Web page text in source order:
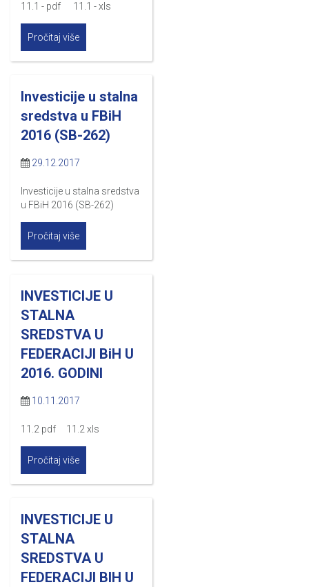
11.1 - pdf 11.1 - xls
Pročitaj više
Investicije u stalna
sredstva u FBiH
2016 (SB-262)
29.12.2017
Investicije u stalna sredstva
u FBiH 2016 (SB-262)
Pročitaj više
INVESTICIJE U
STALNA
SREDSTVA U
FEDERACIJI BiH U
2016. GODINI
10.11.2017
11.2 pdf 11.2 xls
Pročitaj više
INVESTICIJE U
STALNA
SREDSTVA U
FEDERACIJI BIH U